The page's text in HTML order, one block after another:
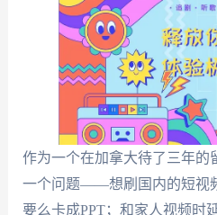
作为一个在加拿大待了三年的
一个问题——想刷国内的短视
要么卡成PPT；和家人视频时